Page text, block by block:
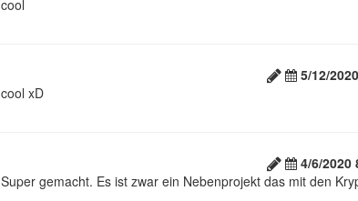
cool
5/12/
cool xD
4/6/2020
Super gemacht. Es ist zwar ein Nebenprojekt das mit den